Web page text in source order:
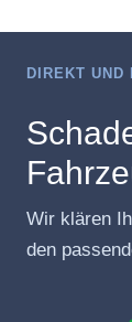
DIREKT UND
Wir klären
den